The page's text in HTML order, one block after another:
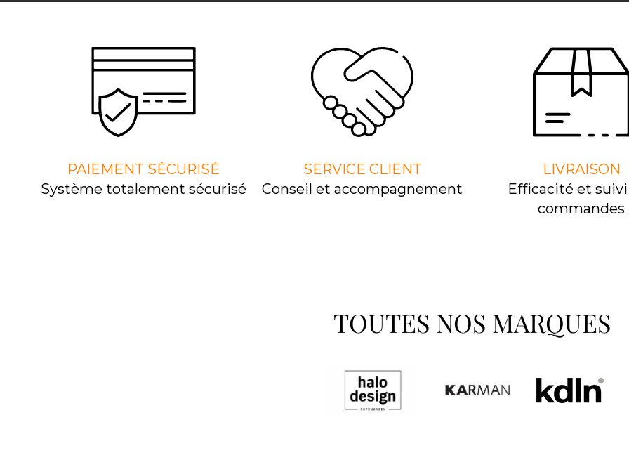
PAIEMENT SÉCURISÉ
Système totalement sécurisé
SERVICE CLIENT
Conseil et accompagnement
LIVRAISON
Efﬁcacité et
commandes
TOUTES NOS MARQUES